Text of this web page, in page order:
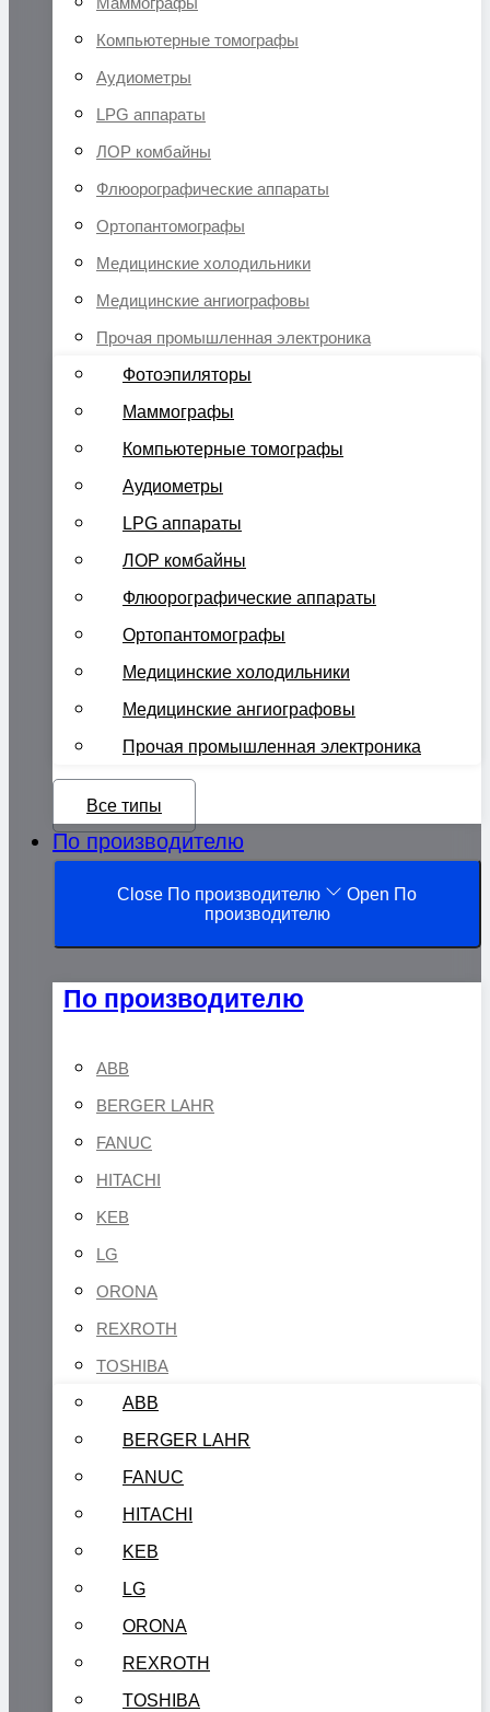
Компьютерные томографы
Аудиометры
LPG аппараты
ЛОР комбайны
Флюорографические аппараты
Ортопантомографы
Медицинские холодильники
Медицинские ангиографовы
Прочая промышленная электроника
Фотоэпиляторы
Маммографы
Компьютерные томографы
Аудиометры
LPG аппараты
ЛОР комбайны
Флюорографические аппараты
Ортопантомографы
Медицинские холодильники
Медицинские ангиографовы
Прочая промышленная электроника
Все типы
По производителю
Close По производителю
Open По
производителю
По производителю
ABB
BERGER LAHR
FANUC
HITACHI
KEB
LG
ORONA
REXROTH
TOSHIBA
ABB
BERGER LAHR
FANUC
HITACHI
KEB
LG
ORONA
REXROTH
TOSHIBA